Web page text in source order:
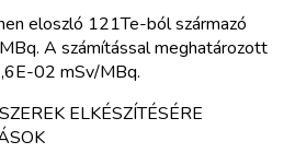
eloszló 121Te-ból származó
A számítással meghatározott
02 mSv/MBq.
ELKÉSZÍTÉSÉRE